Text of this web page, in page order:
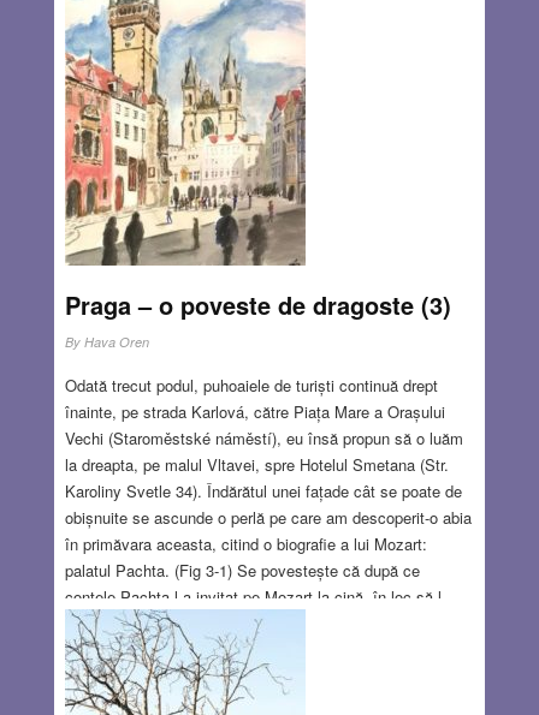
creației. Regina Șabat a fost onorată în rugăciune, dar și
în literatura, muzica și arta plastică evreiască
laică
Read more…
JUN 28, 2018
Praga – o poveste de dragoste (3)
By Hava Oren
Odată trecut podul, puhoaiele de turiști continuă drept
înainte, pe strada Karlová, către Piața Mare a Orașului
Vechi (Staroměstské náměstí), eu însă propun să o luăm
la dreapta, pe malul Vltavei, spre Hotelul Smetana (Str.
Karoliny Svetle 34). Îndărătul unei fațade cât se poate de
obișnuite se ascunde o perlă pe care am descoperit-o abia
în primăvara aceasta, citind o biografie a lui Mozart:
palatul Pachta. (Fig 3-1) Se povestește că după ce
contele Pachta l-a invitat pe Mozart la cină, în loc să-l
primească în sufragerie l-a încuiat într-o cameră, cerându-i
să compună ceva înainte de cină. Așa au fost scrise cele
„Șase dansuri germane” K. 509 – dar se pare că Mozart nu
a apreciat purtarea contelui. Cum de nu am descoperit